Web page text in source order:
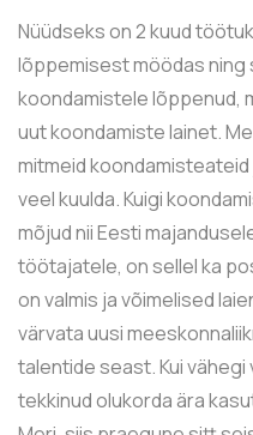
Nüüdseks on 2 kuud
lõppemisest möödas ning
koondamistele lõppenud,
uut koondamiste lainet.
mitmeid koondamisteateid
veel kuulda. Kuigi
mõjud nii Eesti
töötajatele, on sellel ka
on valmis ja võimelised
värvata uusi
talentide seast. Kui vähegi
tekkinud olukorda ära